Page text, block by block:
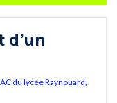
d’un
du lycée Raynouard